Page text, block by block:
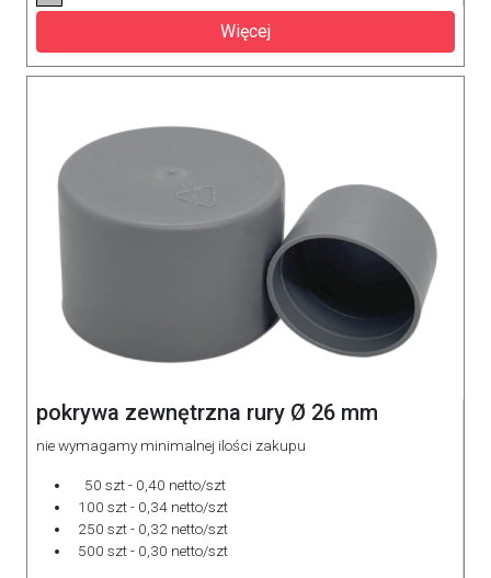
Więcej
pokrywa zewnętrzna rury Ø 26 mm
nie wymagamy minimalnej ilości zakupu
50 szt - 0,40 netto/szt
100 szt - 0,34 netto/szt
250 szt - 0,32 netto/szt
500 szt - 0,30 netto/szt